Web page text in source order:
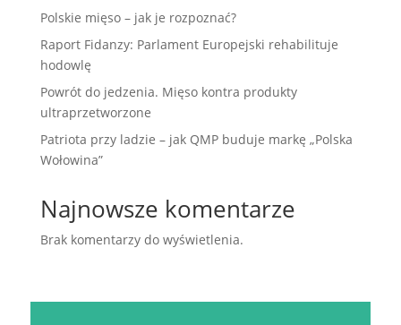
Polskie mięso – jak je rozpoznać?
Raport Fidanzy: Parlament Europejski rehabilituje
hodowlę
Powrót do jedzenia. Mięso kontra produkty
ultraprzetworzone
Patriota przy ladzie – jak QMP buduje markę „Polska
Wołowina”
Najnowsze komentarze
Brak komentarzy do wyświetlenia.